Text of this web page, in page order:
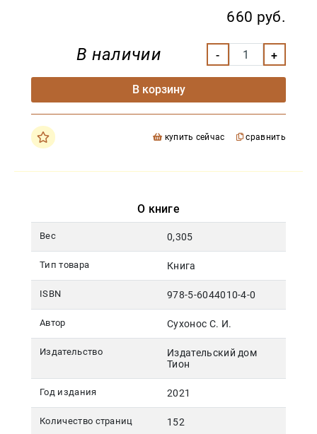
660 руб.
В наличии
В корзину
купить сейчас сравнить
О книге
Вес 0,305
Тип товара Книга
ISBN 978-5-6044010-4-0
Автор Сухонос С. И.
Издательство
Издательский дом
Тион
Год издания 2021
Количество страниц 152
magazin.ru